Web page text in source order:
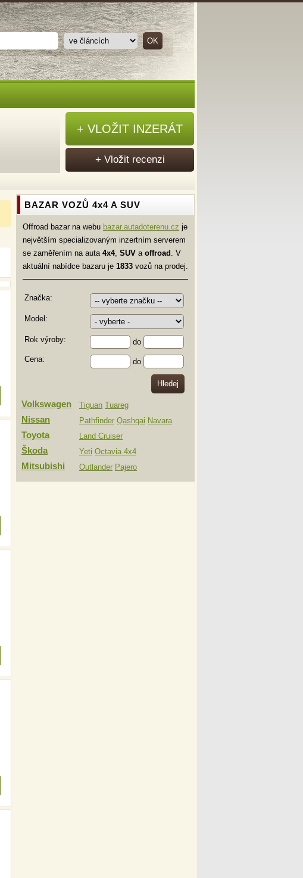
BAZAR VOZŮ 4x4 A SUV
Offroad bazar na webu bazar.autadoterenu.cz je
největším specializovaným inzertním serverem
se zaměřením na auta 4x4, SUV a offroad . V
aktuální nabídce bazaru je 1833 vozů na prodej.
Značka:
Model:
Rok výroby:
do
Cena:
do
Volkswagen Tiguan Tuareg
Nissan Pathfinder Qashqai Navara
Toyota Land Cruiser
Škoda Yeti Octavia 4x4
Mitsubishi Outlander Pajero
+ VLOŽIT INZERÁT
+ Vložit recenzi